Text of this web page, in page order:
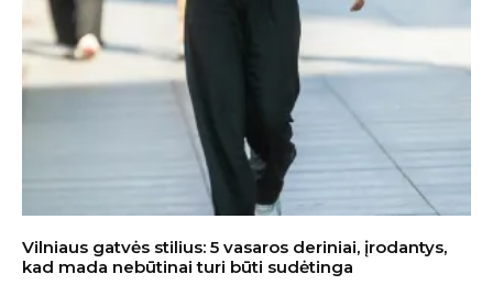
Vilniaus gatvės stilius: 5 vasaros deriniai, įrodantys,
kad mada nebūtinai turi būti sudėtinga